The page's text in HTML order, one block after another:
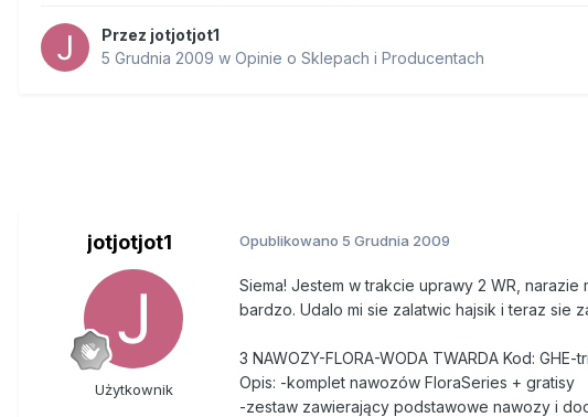
Przez jotjotjot1
5 Grudnia 2009 w Opinie o Sklepach i Producentach
jotjotjot1
Użytkownik
Opublikowano 5 Grudnia 2009
Siema! Jestem w trakcie uprawy 2 WR,
bardzo. Udalo mi sie zalatwic hajsik i teraz sie
3 NAWOZY-FLORA-WODA TWARDA Kod: GHE-
Opis: -komplet nawozów FloraSeries + gratisy
-zestaw zawierający podstawowe nawozy i